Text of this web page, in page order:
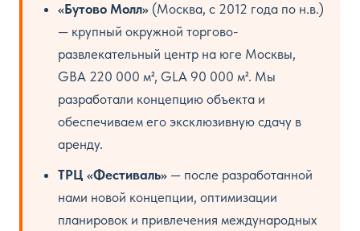
«Бутово Молл» (Москва, с 2012 года по н.в.)
— крупный окружной торгово-
развлекательный центр на юге Москвы,
GBA 220 000 м², GLA 90 000 м². Мы
разработали концепцию объекта и
обеспечиваем его эксклюзивную сдачу в
аренду.
ТРЦ «Фестиваль» — после разработанной
нами новой концепции, оптимизации
планировок и привлечения международных